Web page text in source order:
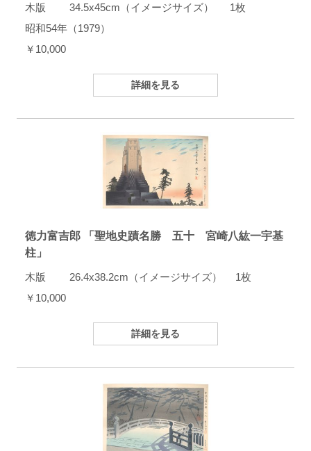
木版 34.5x45cm（イメージサイズ） 1枚
昭和54年（1979）
￥10,000
詳細を見る
徳力富吉郎 「聖地史蹟名勝 五十 宮崎八紘一宇基
柱」
木版 26.4x38.2cm（イメージサイズ） 1枚
￥10,000
詳細を見る